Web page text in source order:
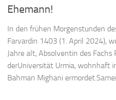
Ehemann!
In den frühen Morgenstunden
Farvardin 1403 (1. April 2024),
Jahre alt, Absolventin des
derUniversität Urmia, wohnhaft
Bahman Mighani